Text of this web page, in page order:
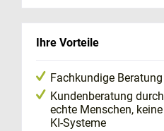
Ihre Vorteile
Fachkundige Beratung
Kundenberatung durch
echte Menschen, keine
KI-Systeme